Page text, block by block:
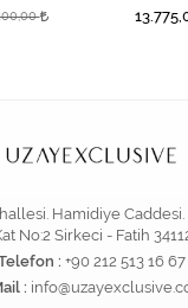
Hamidiye Caddesi.
No:2 Sirkeci - Fatih
: +90 212 513 16 67
: